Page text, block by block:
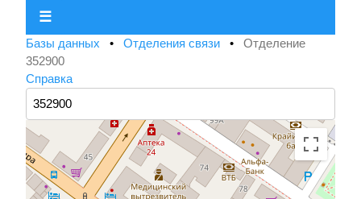
☰
Базы данных • Отделения связи • Отделение
352900
Справка